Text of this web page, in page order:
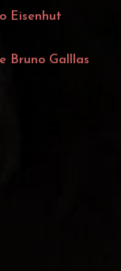
Eisenhut
Bruno Galllas